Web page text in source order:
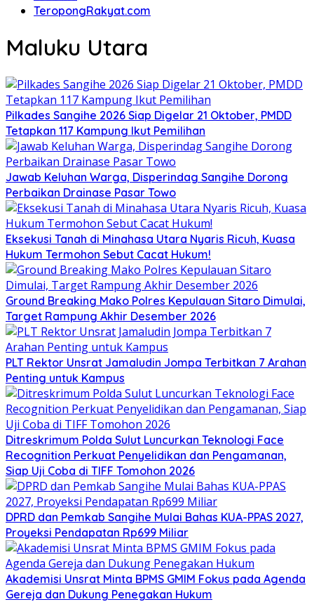
TeropongRakyat.com
Maluku Utara
Pilkades Sangihe 2026 Siap Digelar 21 Oktober, PMDD
Tetapkan 117 Kampung Ikut Pemilihan
Jawab Keluhan Warga, Disperindag Sangihe Dorong
Perbaikan Drainase Pasar Towo
Eksekusi Tanah di Minahasa Utara Nyaris Ricuh, Kuasa
Hukum Termohon Sebut Cacat Hukum!
Ground Breaking Mako Polres Kepulauan Sitaro Dimulai,
Target Rampung Akhir Desember 2026
​PLT Rektor Unsrat Jamaludin Jompa Terbitkan 7 Arahan
Penting untuk Kampus
Ditreskrimum Polda Sulut Luncurkan Teknologi Face
Recognition Perkuat Penyelidikan dan Pengamanan,
Siap Uji Coba di TIFF Tomohon 2026
DPRD dan Pemkab Sangihe Mulai Bahas KUA-PPAS 2027,
Proyeksi Pendapatan Rp699 Miliar
Akademisi Unsrat Minta BPMS GMIM Fokus pada Agenda
Gereja dan Dukung Penegakan Hukum